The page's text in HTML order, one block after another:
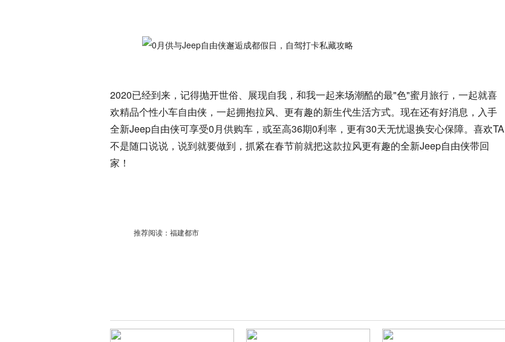
2020已经到来，记得抛开世俗、展现自我，和我一起来场潮酷的最"色"蜜月旅行，一起就喜
欢精品个性小车自由侠，一起拥抱拉风、更有趣的新生代生活方式。现在还有好消息，入手
全新Jeep自由侠可享受0月供购车，或至高36期0利率，更有30天无忧退换安心保障。喜欢TA
不是随口说说，说到就要做到，抓紧在春节前就把这款拉风更有趣的全新Jeep自由侠带回
家！
推荐阅读： 福建都市